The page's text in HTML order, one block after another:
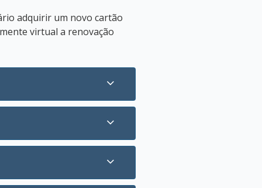
adquirir um novo cartão
virtual a renovação